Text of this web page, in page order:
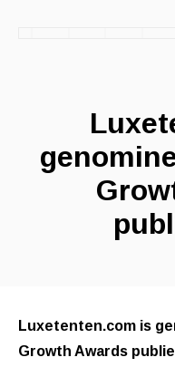
Luxetenten.com is
Growth Awards